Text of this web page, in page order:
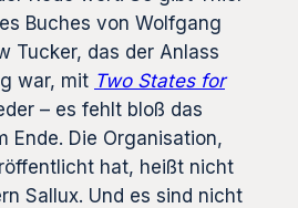
Buches von Wolfgang
Tucker, das der Anlass
war, mit Two States for
– es fehlt bloß das
Ende. Die Organisation,
hat, heißt nicht
Sallux. Und es sind nicht